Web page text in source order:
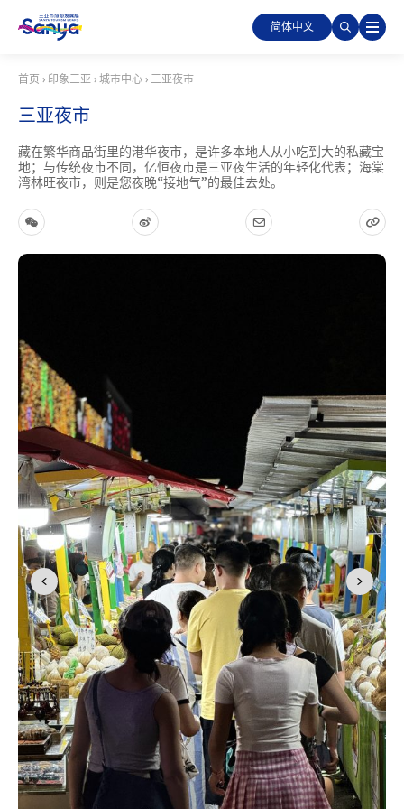
简体中文
首页 › 印象三亚 › 城市中心 › 三亚夜市
三亚夜市
藏在繁华商品街里的港华夜市，是许多本地人从小吃到大的私藏宝
地；与传统夜市不同，亿恒夜市是三亚夜生活的年轻化代表；海棠
湾林旺夜市，则是您夜晚“接地气”的最佳去处。